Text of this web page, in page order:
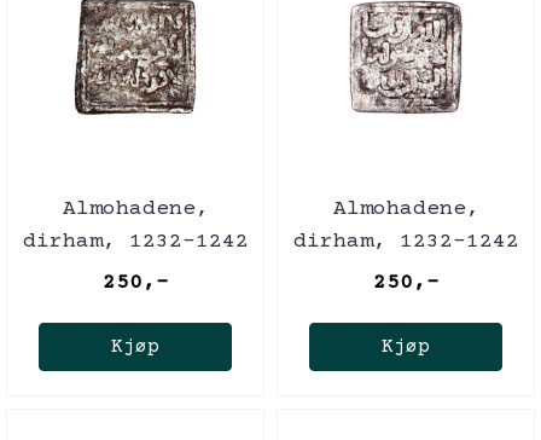
Almohadene,
dirham, 1232-1242
250,-
Kjøp
Almohadene,
dirham, 1232-1242
250,-
Kjøp